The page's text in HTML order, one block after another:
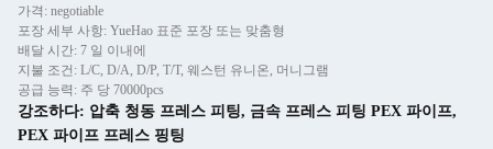
가격: negotiable
포장 세부 사항: YueHao 표준 포장 또는 맞춤형
배달 시간: 7 일 이내에
지불 조건: L/C, D/A, D/P, T/T, 웨스턴 유니온, 머니그램
공급 능력: 주 당 70000pcs
강조하다: 압축 청동 프레스 피팅, 금속 프레스 피팅 PEX 파이프,
PEX 파이프 프레스 핑팅